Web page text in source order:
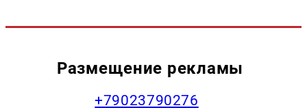
Размещение рекламы
+79023790276